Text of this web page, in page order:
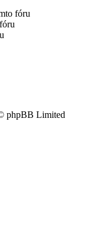
fóru
phpBB Limited